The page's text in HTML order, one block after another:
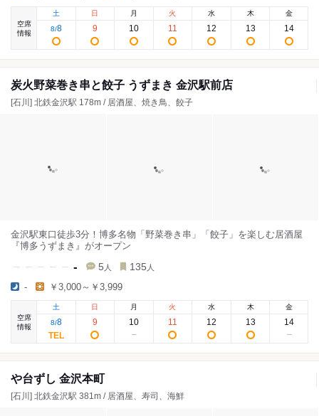
空席
情報
土
8/8
日
9
月
10
火
11
水
12
木
13
金
14
炭火野菜巻き串と餃子 うずまき 金沢駅前店
[石川] 北鉄金沢駅 178m / 居酒屋、焼き鳥、餃子
金沢駅東口徒歩3分！博多名物「野菜巻き串」「餃子」を楽しむ居酒屋
『博多うずまき』がオープン
- 5 人 135 人
- ￥3,000～￥3,999
空席
情報
土
8/8
日
9
月
10
火
11
水
12
木
13
金
14
や台ずし 金沢本町
[石川] 北鉄金沢駅 381m / 居酒屋、寿司、海鮮